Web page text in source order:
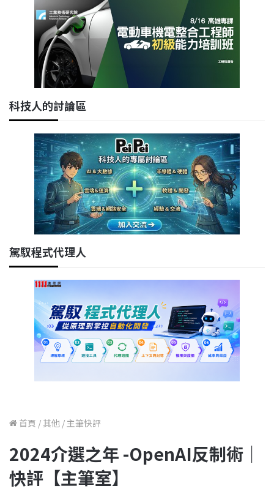
科技人的討論區
駕馭程式代理人